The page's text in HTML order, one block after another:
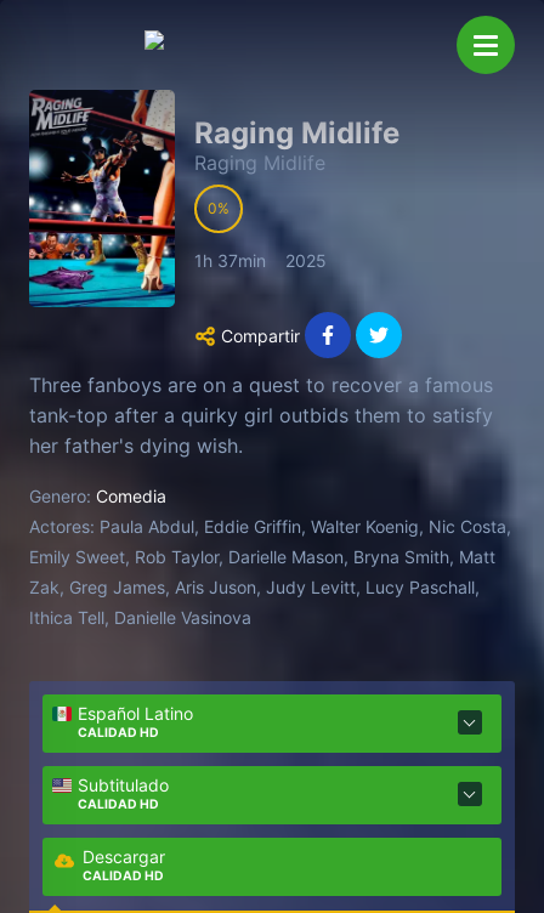
Raging Midlife
Raging Midlife
0
1h 37min 2025
Compartir
Three fanboys are on a quest to recover a famous
tank-top after a quirky girl outbids them to satisfy
her father's dying wish.
Genero: Comedia
Actores: Paula Abdul, Eddie Griffin, Walter Koenig, Nic Costa,
Emily Sweet, Rob Taylor, Darielle Mason, Bryna Smith, Matt
Zak, Greg James, Aris Juson, Judy Levitt, Lucy Paschall,
Ithica Tell, Danielle Vasinova
Español Latino
CALIDAD HD
Subtitulado
CALIDAD HD
Descargar
CALIDAD HD